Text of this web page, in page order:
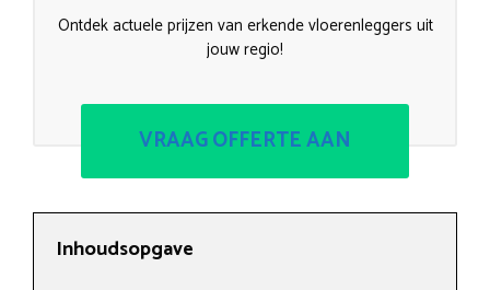
Ontdek actuele prijzen van erkende vloerenleggers uit
jouw regio!
VRAAG OFFERTE AAN
Inhoudsopgave